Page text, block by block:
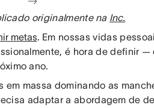
originalmente na Inc.
metas. Em nossas vidas
é hora de definir
ano.
em massa dominando as
adaptar a abordagem de